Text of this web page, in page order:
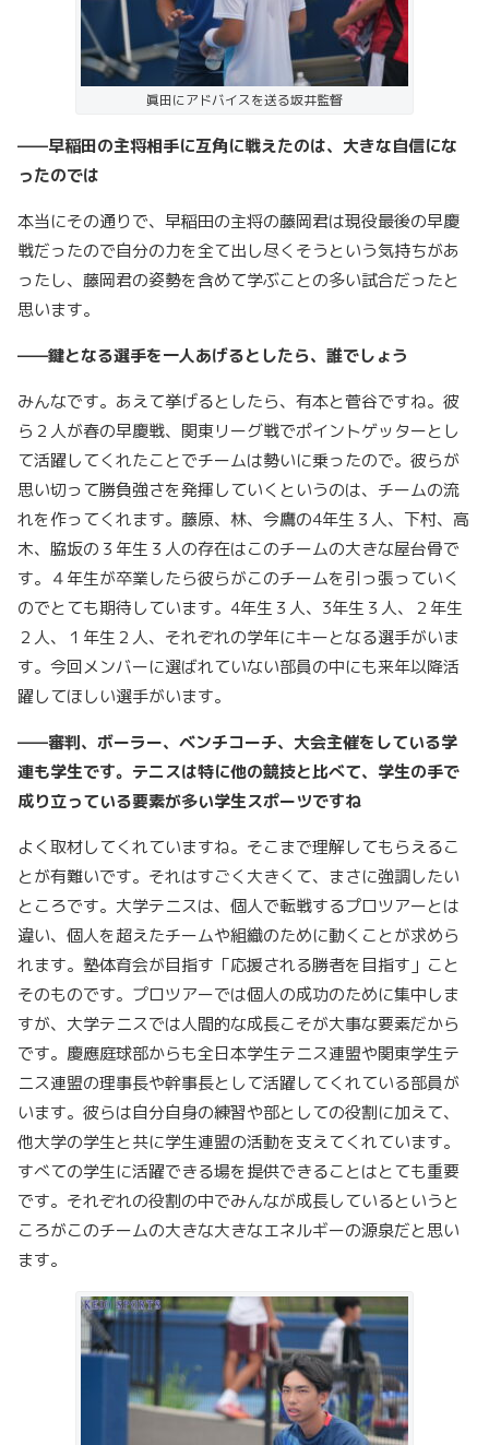
眞田にアドバイスを送る坂井監督
——早稲田の主将相手に互角に戦えたのは、大きな自信にな
ったのでは
本当にその通りで、早稲田の主将の藤岡君は現役最後の早慶
戦だったので自分の力を全て出し尽くそうという気持ちがあ
ったし、藤岡君の姿勢を含めて学ぶことの多い試合だったと
思います。
——鍵となる選手を一人あげるとしたら、誰でしょう
みんなです。あえて挙げるとしたら、有本と菅谷ですね。彼
ら２人が春の早慶戦、関東リーグ戦でポイントゲッターとし
て活躍してくれたことでチームは勢いに乗ったので。彼らが
思い切って勝負強さを発揮していくというのは、チームの流
れを作ってくれます。藤原、林、今鷹の4年生３人、下村、高
木、脇坂の３年生３人の存在はこのチームの大きな屋台骨で
す。４年生が卒業したら彼らがこのチームを引っ張っていく
のでとても期待しています。4年生３人、3年生３人、２年生
２人、１年生２人、それぞれの学年にキーとなる選手がいま
す。今回メンバーに選ばれていない部員の中にも来年以降活
躍してほしい選手がいます。
——審判、ボーラー、ベンチコーチ、大会主催をしている学
連も学生です。テニスは特に他の競技と比べて、学生の手で
成り立っている要素が多い学生スポーツですね
よく取材してくれていますね。そこまで理解してもらえるこ
とが有難いです。それはすごく大きくて、まさに強調したい
ところです。大学テニスは、個人で転戦するプロツアーとは
違い、個人を超えたチームや組織のために動くことが求めら
れます。塾体育会が目指す「応援される勝者を目指す」こと
そのものです。プロツアーでは個人の成功のために集中しま
すが、大学テニスでは人間的な成長こそが大事な要素だから
です。慶應庭球部からも全日本学生テニス連盟や関東学生テ
ニス連盟の理事長や幹事長として活躍してくれている部員が
います。彼らは自分自身の練習や部としての役割に加えて、
他大学の学生と共に学生連盟の活動を支えてくれています。
すべての学生に活躍できる場を提供できることはとても重要
です。それぞれの役割の中でみんなが成長しているというと
ころがこのチームの大きな大きなエネルギーの源泉だと思い
ます。